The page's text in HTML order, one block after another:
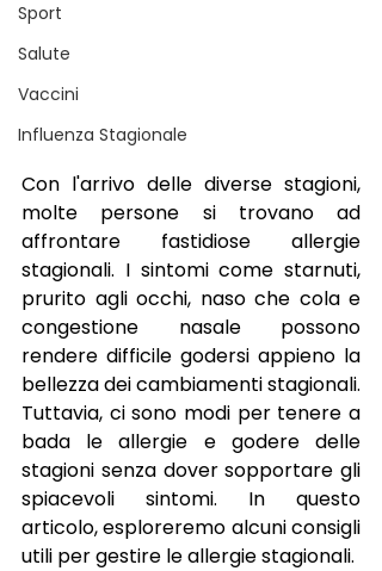
Sport
Salute
Vaccini
Influenza Stagionale
Con l'arrivo delle diverse stagioni,
molte persone si trovano ad
affrontare fastidiose allergie
stagionali. I sintomi come starnuti,
prurito agli occhi, naso che cola e
congestione nasale possono
rendere difficile godersi appieno la
bellezza dei cambiamenti stagionali.
Tuttavia, ci sono modi per tenere a
bada le allergie e godere delle
stagioni senza dover sopportare gli
spiacevoli sintomi. In questo
articolo, esploreremo alcuni consigli
utili per gestire le allergie stagionali.